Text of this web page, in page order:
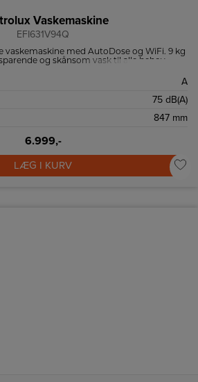
Vaskemaskine
EFI631V94Q
vaskemaskine med AutoDose og WiFi. 9 kg
og skånsom vask til alle behov.
A
75 dB(A)
847 mm
6.999,-
LÆG I KURV